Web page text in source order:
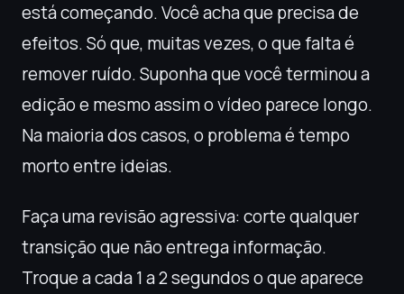
está começando. Você acha que precisa de
efeitos. Só que, muitas vezes, o que falta é
remover ruído. Suponha que você terminou a
edição e mesmo assim o vídeo parece longo.
Na maioria dos casos, o problema é tempo
morto entre ideias.
Faça uma revisão agressiva: corte qualquer
transição que não entrega informação.
Troque a cada 1 a 2 segundos o que aparece